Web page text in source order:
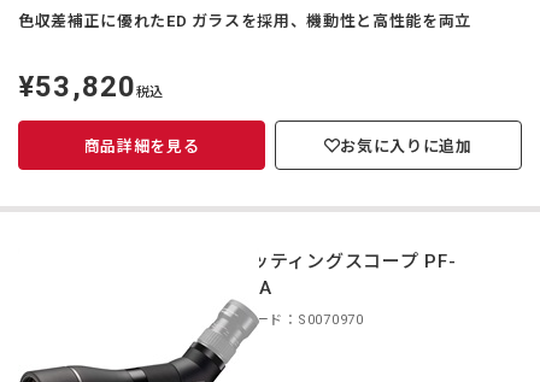
色収差補正に優れたED ガラスを採用、機動性と高性能を両立
定
価
¥53,820税込
商品詳細を見る お気に入りに追加
スポッティングスコープ PF-
85EDA
商品コード：S0070970